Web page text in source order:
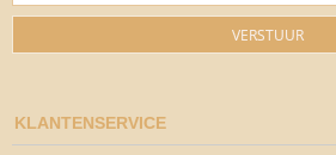
VERSTUUR
KLANTENSERVICE